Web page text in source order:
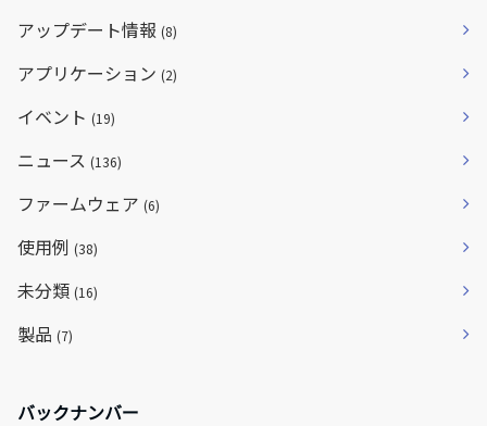
アップデート情報 (8)
アプリケーション (2)
イベント (19)
ニュース (136)
ファームウェア (6)
使用例 (38)
未分類 (16)
製品 (7)
バックナンバー